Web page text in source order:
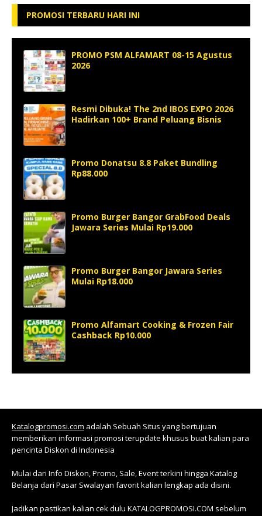
PROMOSI TERBARU HARI INI
PROMO PSM ALFAMART 08-15 Agustus
2026
Resmi Dibuka! The 2nd IBOS EXPO 2026
Hadirkan 100+ Brand Peluang Bisnis
Promo Donatsu 8.8 Paket Bundling
Rp88.000
Promo Burger Bangor GrabFood Deals
Jawara Series Mulai Rp19.000
Promo Burger Bangor Jawara Series
Mulai Rp18.000
Promo Alfamart Cooking & Frozen Fair
Cashback Rp10.000
Katalogpromosi.com adalah Sebuah Situs yang bertujuan
memberikan informasi promosi terupdate khusus buat kalian para
pencinta Diskon di Indonesia
Mulai dari Info Diskon, Promo, Sale, Event terkini hingga Katalog
Belanja dari Pasar Swalayan favorit kalian lengkap ada disini.
Jadikan pastikan kalian cek dulu KATALOGPROMOSI.COM sebelum